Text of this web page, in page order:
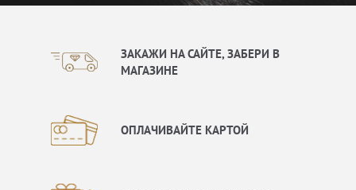
ЗАКАЖИ НА САЙТЕ, ЗАБЕРИ В
МАГАЗИНЕ
ОПЛАЧИВАЙТЕ КАРТОЙ